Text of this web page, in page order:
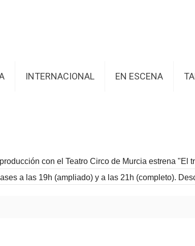
INTERNACIONAL EN ESCENA
con el Teatro Circo de Murcia estrena "El
a las 19h (ampliado) y a las 21h (completo).